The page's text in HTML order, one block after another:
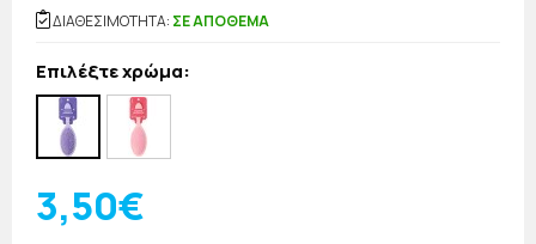
ΔΙΑΘΕΣΙΜΟΤΗΤΑ: ΣΕ ΑΠΟΘΕΜΑ
Επιλέξτε χρώμα:
3,50€